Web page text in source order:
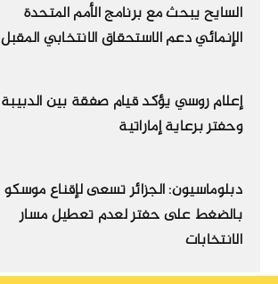
السايح يبحث مع برنامج الأمم المتحدة
الإنمائي دعم الاستحقاق الانتخابي المقبل
إعلام روسي يؤكد قيام صفقة بين الدبيبة
وحفتر برعاية إماراتية
دبلوماسيون: الجزائر تسعى لإقناع موسكو
بالضغط على حفتر لعدم تعطيل مسار
الانتخابات